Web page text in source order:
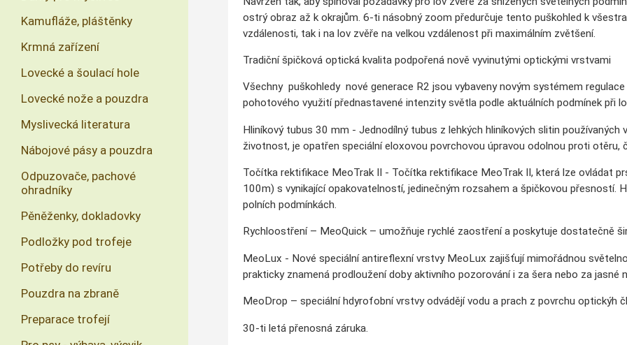
ostrý obraz až k okrajům. 6-ti násobný zoom předurčuje tento puškohled k
vzdálenosti, tak i na lov zvěře na velkou vzdálenost při maximálním zvětšení.
Tradiční špičková optická kvalita podpořená nově vyvinutými optickými vrstvami
Všechny puškohledy nové generace R2 jsou vybaveny novým systémem
pohotového využití přednastavené intenzity světla podle aktuálních podmínek při
Hliníkový tubus 30 mm - Jednodílný tubus z lehkých hliníkových slitin používaných
životnost, je opatřen speciální eloxovou povrchovou úpravou odolnou proti otěru,
Točítka rektifikace MeoTrak II - Točítka rektifikace MeoTrak II, která lze ovládat
100m) s vynikající opakovatelností, jedinečným rozsahem a špičkovou přesností.
polních podmínkách.
Rychloostření – MeoQuick – umožňuje rychlé zaostření a poskytuje dostatečně
MeoLux - Nové speciální antireflexní vrstvy MeoLux zajišťují mimořádnou
prakticky znamená prodloužení doby aktivního pozorování i za šera nebo za jasné
MeoDrop – speciální hdyrofobní vrstvy odvádějí vodu a prach z povrchu optickýh
30-ti letá přenosná záruka.
Kamufláže, pláštěnky
Krmná zařízení
Lovecké a šoulací hole
Lovecké nože a pouzdra
Myslivecká literatura
Nábojové pásy a pouzdra
Odpuzovače, pachové
ohradníky
Pěněženky, dokladovky
Podložky pod trofeje
Potřeby do revíru
Pouzdra na zbraně
Preparace trofejí